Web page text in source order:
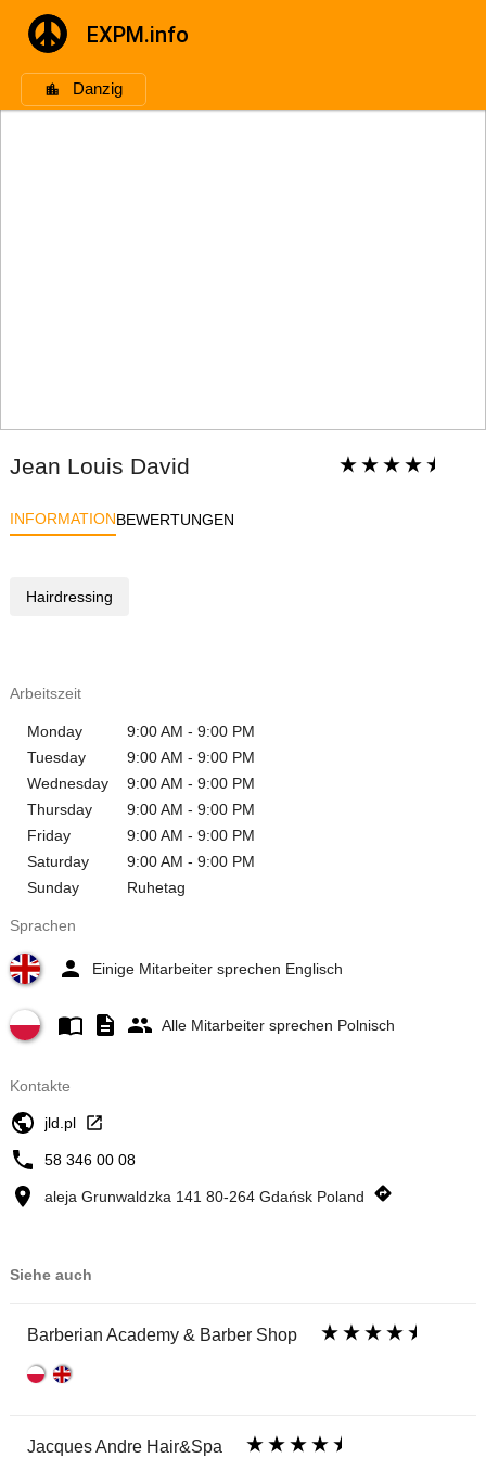
EXPM.info
Danzig
Jean Louis David
INFORMATIONBEWERTUNGEN
Hairdressing
Arbeitszeit
Monday
9:00 AM - 9:00 PM
Tuesday
9:00 AM - 9:00 PM
Wednesday
9:00 AM - 9:00 PM
Thursday
9:00 AM - 9:00 PM
Friday
9:00 AM - 9:00 PM
Saturday
9:00 AM - 9:00 PM
Sunday
Ruhetag
Sprachen
Einige Mitarbeiter sprechen Englisch
Alle Mitarbeiter sprechen Polnisch
Kontakte
jld.pl
58 346 00 08
aleja Grunwaldzka 141 80-264 Gdańsk Poland
Siehe auch
Barberian Academy & Barber Shop
Jacques Andre Hair&Spa